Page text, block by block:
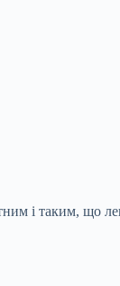
і таким, що